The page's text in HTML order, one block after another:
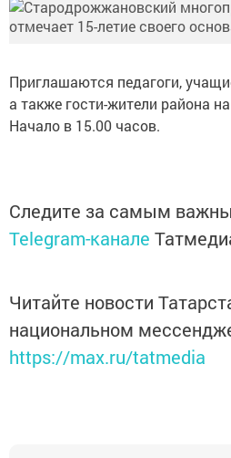
Приглашаются педагоги,
а также гости-жители района
Начало в 15.00 часов.
Следите за самым
Telegram-канале
Читайте новости
национальном
https://max.ru/tatmedia